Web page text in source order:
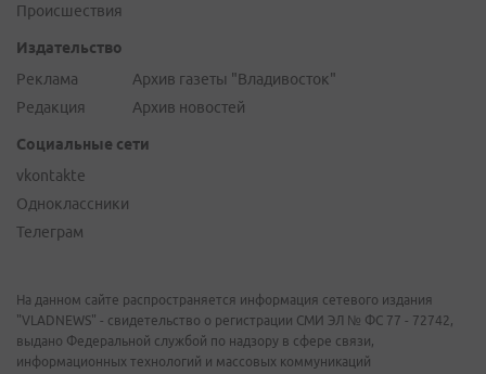
Происшествия
Издательство
Реклама
Редакция
Архив газеты "Владивосток"
Архив новостей
Социальные сети
vkontakte
Одноклассники
Телеграм
На данном сайте распространяется информация сетевого издания
"VLADNEWS" - свидетельство о регистрации СМИ ЭЛ № ФС 77 - 72742,
выдано Федеральной службой по надзору в сфере связи,
информационных технологий и массовых коммуникаций